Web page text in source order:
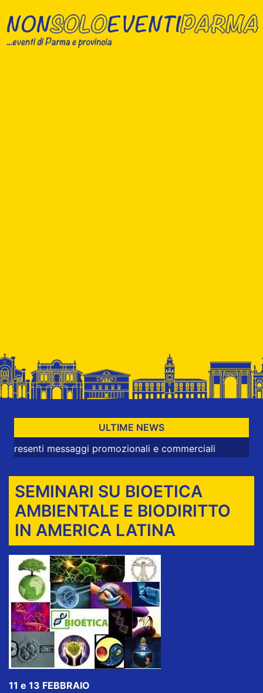
ULTIME NEWS
messaggi promozionali e commerciali
SEMINARI SU BIOETICA
AMBIENTALE E BIODIRITTO
IN AMERICA LATINA
11 e 13 FEBBRAIO